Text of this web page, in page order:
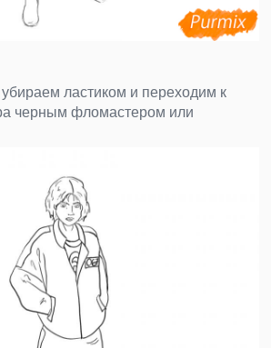
ластиком и переходим к
черным фломастером или